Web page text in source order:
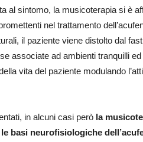
al sintomo, la musicoterapia si è
nel trattamento
il paziente viene distolto dal
associate ad ambienti tranquilli
vita del paziente modulando
in alcuni casi però la
basi neurofisiologiche